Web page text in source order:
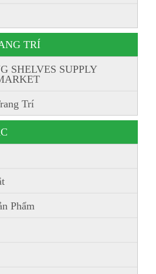
TRÍ
SHELVES SUPPLY
Trí
Phẩm